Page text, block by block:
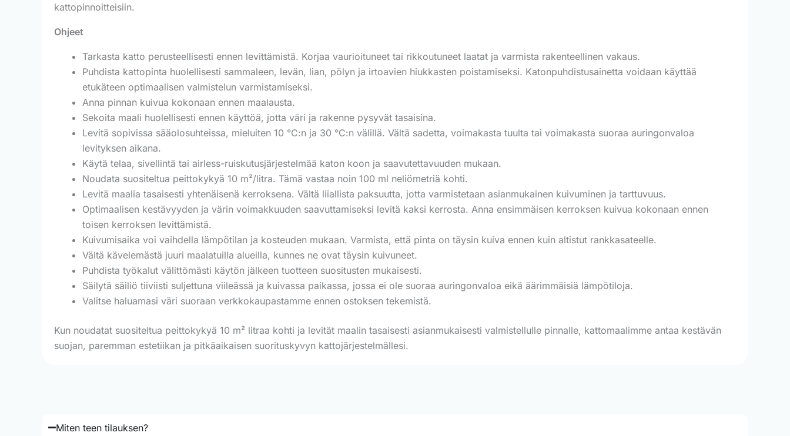
kattopinnoitteisiin.
Ohjeet
Tarkasta katto perusteellisesti ennen levittämistä. Korjaa vaurioituneet tai rikkoutuneet laatat ja varmista rakenteellinen vakaus.
Puhdista kattopinta huolellisesti sammaleen, levän, lian, pölyn ja irtoavien hiukkasten poistamiseksi. Katonpuhdistusainetta voidaan käyttää
etukäteen optimaalisen valmistelun varmistamiseksi.
Anna pinnan kuivua kokonaan ennen maalausta.
Sekoita maali huolellisesti ennen käyttöä, jotta väri ja rakenne pysyvät tasaisina.
Levitä sopivissa sääolosuhteissa, mieluiten 10 °C:n ja 30 °C:n välillä. Vältä sadetta, voimakasta tuulta tai voimakasta suoraa auringonvaloa
levityksen aikana.
Käytä telaa, sivellintä tai airless-ruiskutusjärjestelmää katon koon ja saavutettavuuden mukaan.
Noudata suositeltua peittokykyä 10 m²/litra. Tämä vastaa noin 100 ml neliömetriä kohti.
Levitä maalia tasaisesti yhtenäisenä kerroksena. Vältä liiallista paksuutta, jotta varmistetaan asianmukainen kuivuminen ja tarttuvuus.
Optimaalisen kestävyyden ja värin voimakkuuden saavuttamiseksi levitä kaksi kerrosta. Anna ensimmäisen kerroksen kuivua kokonaan ennen
toisen kerroksen levittämistä.
Kuivumisaika voi vaihdella lämpötilan ja kosteuden mukaan. Varmista, että pinta on täysin kuiva ennen kuin altistut rankkasateelle.
Vältä kävelemästä juuri maalatuilla alueilla, kunnes ne ovat täysin kuivuneet.
Puhdista työkalut välittömästi käytön jälkeen tuotteen suositusten mukaisesti.
Säilytä säiliö tiiviisti suljettuna viileässä ja kuivassa paikassa, jossa ei ole suoraa auringonvaloa eikä äärimmäisiä lämpötiloja.
Valitse haluamasi väri suoraan verkkokaupastamme ennen ostoksen tekemistä.
Kun noudatat suositeltua peittokykyä 10 m² litraa kohti ja levität maalin tasaisesti asianmukaisesti valmistellulle pinnalle, kattomaalimme antaa kestävän
suojan, paremman estetiikan ja pitkäaikaisen suorituskyvyn kattojärjestelmällesi.
Miten teen tilauksen?